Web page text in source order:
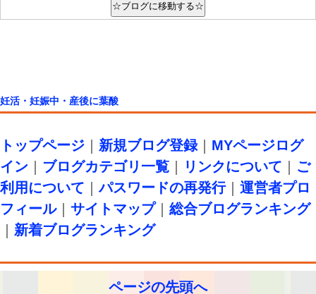
妊活・妊娠中・産後に葉酸
トップページ 新規ブログ登録｜ MYページログ
イン
ブログカテゴリ一覧 リンクについて
ご
利用について ｜パスワードの再発行｜ 運営者プロ
フィール｜ サイトマップ｜ 総合ブログランキング
新着ブログランキング
ページの先頭へ